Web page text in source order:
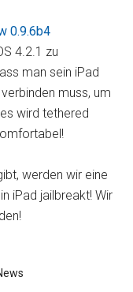
0.9.6b4
4.2.1 zu
man sein iPad
muss, um
wird tethered
werden wir eine
iPad jailbreakt! Wir